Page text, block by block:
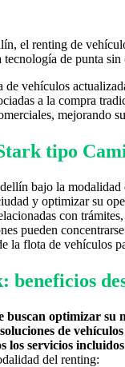
el renting de
de punta
vehículos
a la compra
mejorando
tipo
bajo la modalidad
y optimizar su
con
pueden
la flota de vehículos
beneficios
buscan optimizar
de
servicios
del renting: